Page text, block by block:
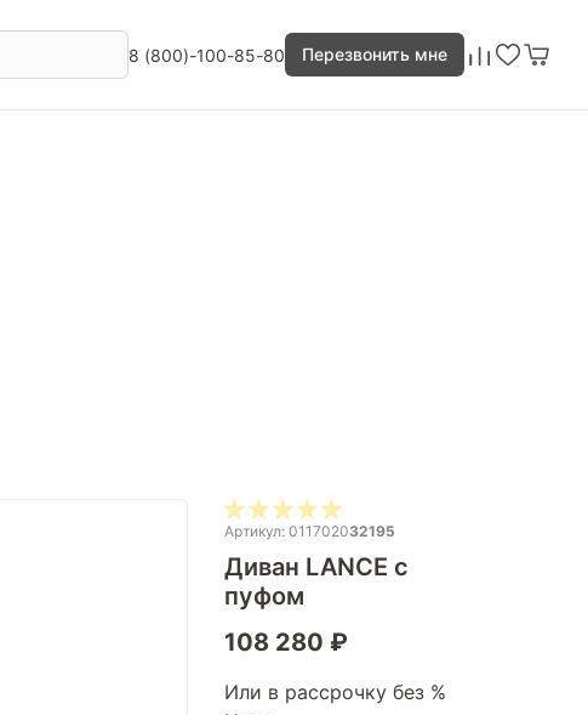
8 (800)-100-85-80 Перезвонить мне
Артикул: 011702032195
Диван LANCE с
пуфом
108 280 ₽
Или в рассрочку без %